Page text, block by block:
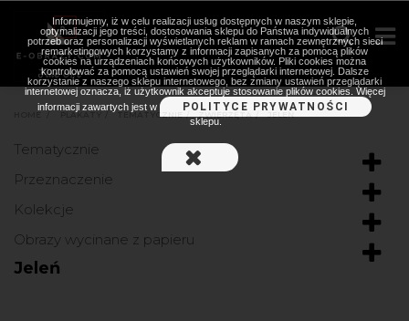
PLAKATY > TEMATYCZNIE
Tematycznie
Przeznaczenie
Kolekcje
Obrazy wycinane z papieru
Jeleń
Informujemy, iż w celu realizacji usług dostępnych w naszym sklepie,
optymalizacji jego treści, dostosowania sklepu do Państwa indywidualnych
potrzeb oraz personalizacji wyświetlanych reklam w ramach zewnętrznych sieci
remarketingowych korzystamy z informacji zapisanych za pomocą plików
cookies na urządzeniach końcowych użytkowników. Pliki cookies można
kontrolować za pomocą ustawień swojej przeglądarki internetowej. Dalsze
korzystanie z naszego sklepu internetowego, bez zmiany ustawień przeglądarki
internetowej oznacza, iż użytkownik akceptuje stosowanie plików cookies. Więcej
informacji zawartych jest w
POLITYCE PRYWATNOŚCI
sklepu.